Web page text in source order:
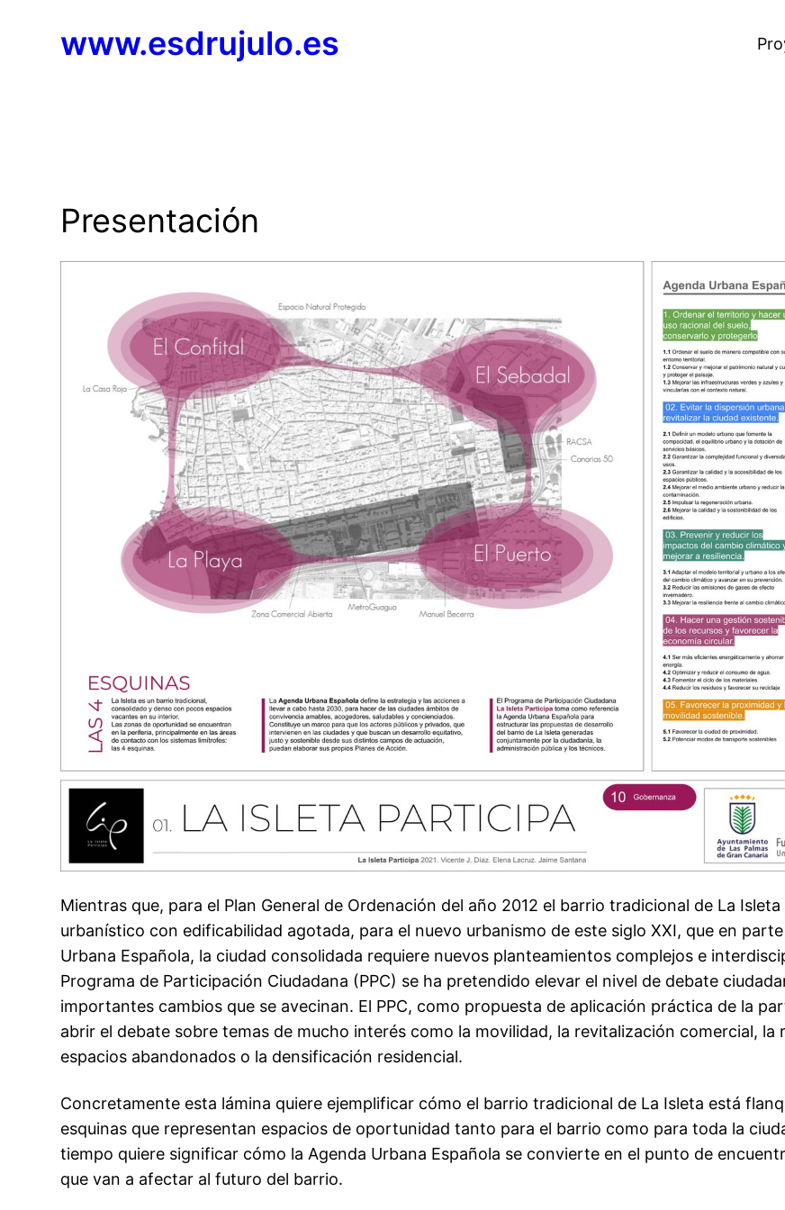
www.esdrujulo.es
Presentación
Mientras que, para el Plan General de Ordenación del año 2012 el barrio tradicional de La
urbanístico con edificabilidad agotada, para el nuevo urbanismo de este siglo XXI, que en
Urbana Española, la ciudad consolidada requiere nuevos planteamientos complejos e
Programa de Participación Ciudadana (PPC) se ha pretendido elevar el nivel de debate
importantes cambios que se avecinan. El PPC, como propuesta de aplicación práctica de la
abrir el debate sobre temas de mucho interés como la movilidad, la revitalización comercial, la
espacios abandonados o la densificación residencial.
Concretamente esta lámina quiere ejemplificar cómo el barrio tradicional de La Isleta está
esquinas que representan espacios de oportunidad tanto para el barrio como para toda la
tiempo quiere significar cómo la Agenda Urbana Española se convierte en el punto de
que van a afectar al futuro del barrio.